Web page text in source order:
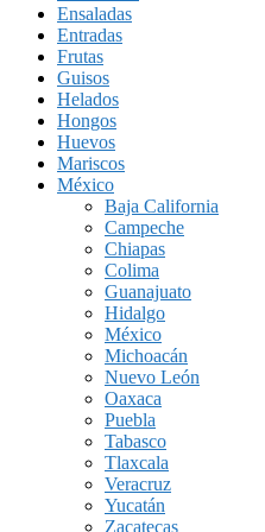
Ensaladas
Entradas
Frutas
Guisos
Helados
Hongos
Huevos
Mariscos
México
Baja California
Campeche
Chiapas
Colima
Guanajuato
Hidalgo
México
Michoacán
Nuevo León
Oaxaca
Puebla
Tabasco
Tlaxcala
Veracruz
Yucatán
Zacatecas